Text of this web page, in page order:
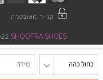
כחול כהה מידה
קנייה מאובטחת
SHOOFRA.SHOES